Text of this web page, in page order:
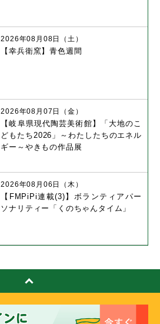
【幸兵衛窯】青色週間
2026年08月08日（土）
【岐阜県現代陶芸美術館】「大地のこ
どもたち2026」～わたしたちのエネル
ギー～やきもの作品展
2026年08月07日（金）
【FMPiPi連載(3)】ボランティアパー
ソナリティー「くのちゃんタイム」
2026年08月06日（木）